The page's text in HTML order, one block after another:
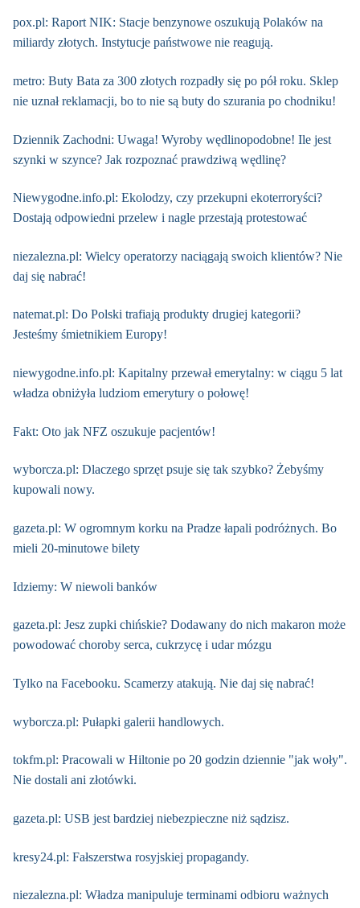
pox.pl: Raport NIK: Stacje benzynowe oszukują Polaków na
miliardy złotych. Instytucje państwowe nie reagują.
metro: Buty Bata za 300 złotych rozpadły się po pół roku. Sklep
nie uznał reklamacji, bo to nie są buty do szurania po chodniku!
Dziennik Zachodni: Uwaga! Wyroby wędlinopodobne! Ile jest
szynki w szynce? Jak rozpoznać prawdziwą wędlinę?
Niewygodne.info.pl: Ekolodzy, czy przekupni ekoterroryści?
Dostają odpowiedni przelew i nagle przestają protestować
niezalezna.pl: Wielcy operatorzy naciągają swoich klientów? Nie
daj się nabrać!
natemat.pl: Do Polski trafiają produkty drugiej kategorii?
Jesteśmy śmietnikiem Europy!
niewygodne.info.pl: Kapitalny przewał emerytalny: w ciągu 5 lat
władza obniżyła ludziom emerytury o połowę!
Fakt: Oto jak NFZ oszukuje pacjentów!
wyborcza.pl: Dlaczego sprzęt psuje się tak szybko? Żebyśmy
kupowali nowy.
gazeta.pl: W ogromnym korku na Pradze łapali podróżnych. Bo
mieli 20-minutowe bilety
Idziemy: W niewoli banków
gazeta.pl: Jesz zupki chińskie? Dodawany do nich makaron może
powodować choroby serca, cukrzycę i udar mózgu
Tylko na Facebooku. Scamerzy atakują. Nie daj się nabrać!
wyborcza.pl: Pułapki galerii handlowych.
tokfm.pl: Pracowali w Hiltonie po 20 godzin dziennie "jak woły".
Nie dostali ani złotówki.
gazeta.pl: USB jest bardziej niebezpieczne niż sądzisz.
kresy24.pl: Fałszerstwa rosyjskiej propagandy.
niezalezna.pl: Władza manipuluje terminami odbioru ważnych